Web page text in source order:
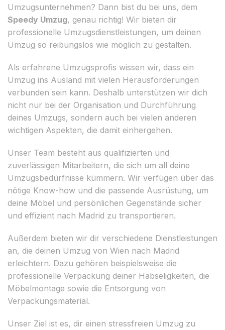
Umzugsunternehmen? Dann bist du bei uns, dem
Speedy Umzug, genau richtig! Wir bieten dir
professionelle Umzugsdienstleistungen, um deinen
Umzug so reibungslos wie möglich zu gestalten.
Als erfahrene Umzugsprofis wissen wir, dass ein
Umzug ins Ausland mit vielen Herausforderungen
verbunden sein kann. Deshalb unterstützen wir dich
nicht nur bei der Organisation und Durchführung
deines Umzugs, sondern auch bei vielen anderen
wichtigen Aspekten, die damit einhergehen.
Unser Team besteht aus qualifizierten und
zuverlässigen Mitarbeitern, die sich um all deine
Umzugsbedürfnisse kümmern. Wir verfügen über das
nötige Know-how und die passende Ausrüstung, um
deine Möbel und persönlichen Gegenstände sicher
und effizient nach Madrid zu transportieren.
Außerdem bieten wir dir verschiedene Dienstleistungen
an, die deinen Umzug von Wien nach Madrid
erleichtern. Dazu gehören beispielsweise die
professionelle Verpackung deiner Habseligkeiten, die
Möbelmontage sowie die Entsorgung von
Verpackungsmaterial.
Unser Ziel ist es, dir einen stressfreien Umzug zu